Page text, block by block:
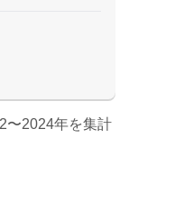
〜2024年を集計